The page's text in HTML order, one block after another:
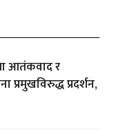
आतंकवाद र
प्रमुखविरुद्ध प्रदर्शन,